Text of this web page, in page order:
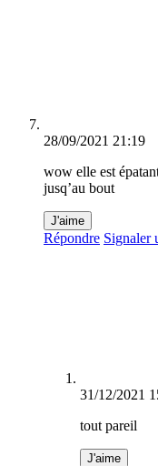
28/09/2021 21:19
wow elle est
jusq’au bout
J'aime
Répondre Signaler
31/12/2021
tout pareil
J'aime